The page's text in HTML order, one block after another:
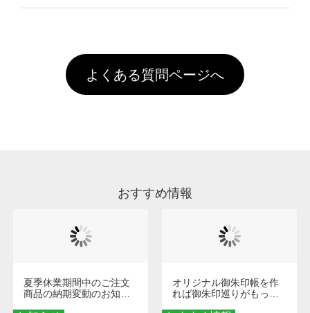
文回数により会員ランク割引(最大5%)が適用
頂いても、ログインがされていなければ、ラン
クにカウントがされません。
を塗布しており、短納期・低価格で商品をお届
害な性質で、水洗いで落とすことが可能です。
お手数ですが、お客様ご自身にて着用前に落と
していただけますようお願いいたします。※1
通常注文・直送機能でのご注文に関わらず、前
像(JPEG,PNG,GIF,PDF)に変換、またはAdobe
引」などによるお値引きで4,000円未満になる
場合は送料がかかりますので、ご注意くださ
い。
よくある質問ページへ
おすすめ情報
夏季休業期間中のご注文
商品の納期変動のお知ら
オリジナル御朱印帳を作
れば御朱印巡りがもっと